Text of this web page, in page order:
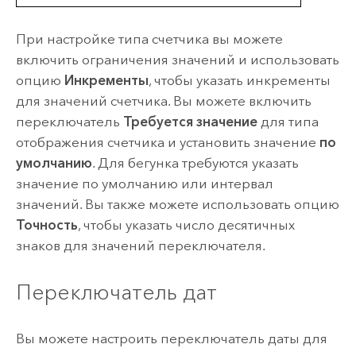
При настройке типа счетчика вы можете
включить ограничения значений и использовать
опцию Инкременты, чтобы указать инкременты
для значений счетчика. Вы можете включить
переключатель Требуется значениедля типа
отображения счетчика и установить значение по
умолчанию. Для бегунка требуются указать
значение по умолчанию или интервал
значений. Вы также можете использовать опцию
Точность, чтобы указать число десятичных
знаков для значений переключателя.
Переключатель дат
Вы можете настроить переключатель даты для